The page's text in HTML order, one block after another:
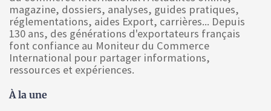
magazine, dossiers, analyses, guides pratiques,
réglementations, aides Export, carrières... Depuis
130 ans, des générations d'exportateurs français
font confiance au Moniteur du Commerce
International pour partager informations,
ressources et expériences.
À la une